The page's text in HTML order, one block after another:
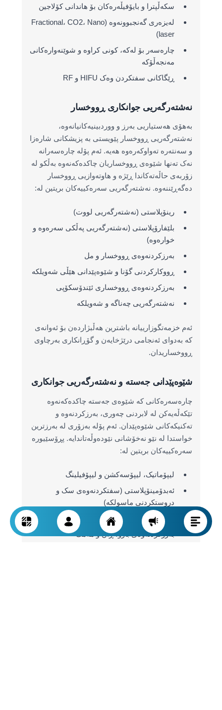
سکەڵپترا و بایۆفیڵەرەکان بۆ هاندانی کۆلاجین
لەیزەری گەنجبوونەوە (Fractional، CO2، Nano
laser)
چارەسەر بۆ لەکە، کونی کراوە و شوێنەوارەکانی
مەنجەڵۆکە
ڕێگاکانی سفتکردن وەک HIFU و RF
نەشتەرگەریی جوانکاری ڕووخسار
بەهۆی هەستیاریی بەرز و ووردبینیەکانیانەوە،
نەشتەرگەریی ڕووخسار پێویستی بە پزیشکانی شارەزا
و سەنتەرە تەواوکەرەوە هەیە. ئەم پۆلە چارەسەرانە
نەک تەنها شێوەی ڕووخساریان چاکدەکەنەوە بەڵکو لە
زۆربەی حاڵەتەکاندا ڕێژە و هاوتەوازیی ڕووخسار
دەگەڕێننەوە. نەشتەرگەریی سەرەکییەکان بریتین لە:
رینۆپلاستی (نەشتەرگەریی لووت)
بلێفارۆپلاستی (نەشتەرگەریی پەڵکی سەرەوە و
خوارەوە)
بەرزکردنەوەی ڕووخسار و مل
ڕووکارکردنی گۆنا و شێوەپێدانی هێڵی شەویلکە
بەرزکردنەوەی ڕووخساری ئێندۆسکۆپی
نەشتەرگەریی چەناگە و شەویلکە
ئەم خزمەتگوزارییانە باشترین هەڵبژاردەن بۆ ئەوانەی
کە بەدوای ئەنجامی درێژخایەن و گۆڕانکاری بەرچاوی
ڕووخساریدان.
شێوەپێدانی جەستە و نەشتەرگەریی جوانکاری
چارەسەرەکانی کە شێوەی جەستە چاکدەکەنەوە
تێکەڵەیەکن لە لابردنی چەوری، بەرزکردنەوە و
تەکنیکەکانی شێوەپێدان. ئەم پۆلە بەزۆری لە بەرزترین
خواستدا لە نێو نەخۆشانی نێودەوڵەتاندایە. پڕۆسێیورە
سەرەکییەکان بریتین لە:
لیپۆماتیک، لیپۆسەکشن و لیپۆفیلینگ
ئەبدۆمینۆپلاستی (سفتکردنەوەی سک و
دروستکردنی ماسولکە)
شێوەپێدانی جەستەی ٣٦٠ پلە
بەرزکردنەوەی بازۆ، ڕان و مەمک